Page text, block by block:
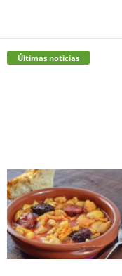
Últimas noticias